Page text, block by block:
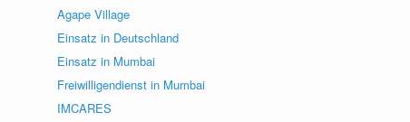
Agape Village
Einsatz in Deutschland
Einsatz in Mumbai
Freiwilligendienst in Mumbai
IMCARES